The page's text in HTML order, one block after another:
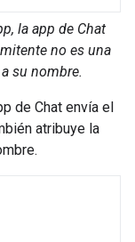
la app de Chat
no es una
su nombre.
de Chat envía el
atribuye la